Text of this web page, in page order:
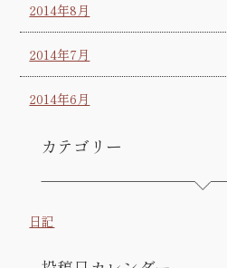
2014年8月
2014年7月
2014年6月
カテゴリー
日記